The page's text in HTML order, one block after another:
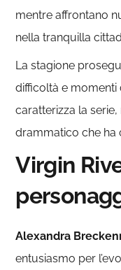
mentre affrontano
nella tranquilla
La stagione
difficoltà e momenti
caratterizza la
drammatico che ha
Virgin
Alexandra
entusiasmo per